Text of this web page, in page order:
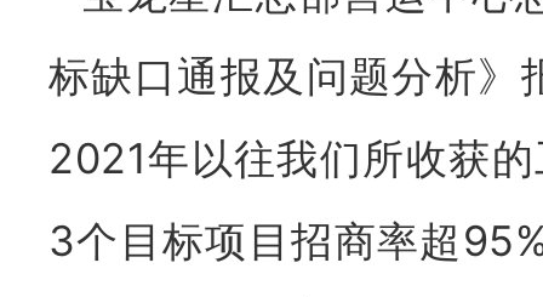
标缺口通报及问题分析》
2021年以往我们所收获
3个目标项目招商率超